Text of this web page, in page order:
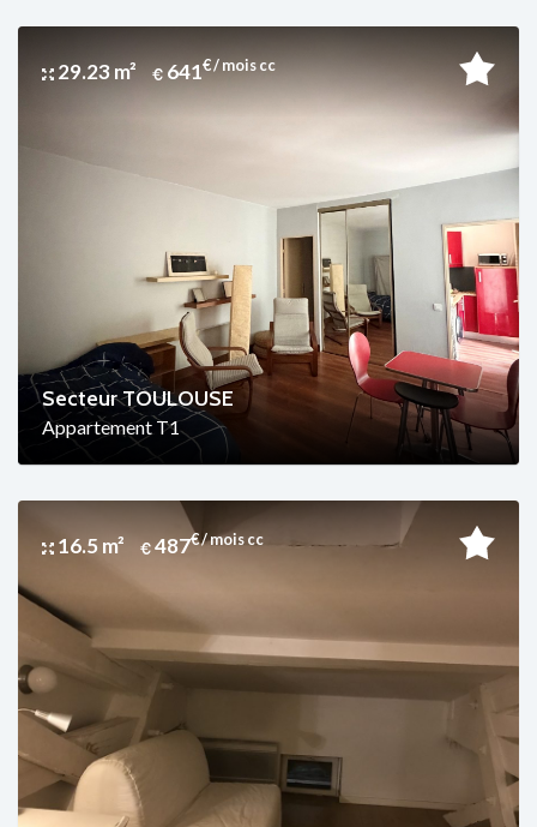
29.23 m² 641€ / mois cc
Secteur TOULOUSE
Appartement T1
16.5 m² 487€ / mois cc